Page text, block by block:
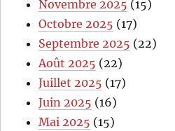
Novembre 2025 (15)
Octobre 2025 (17)
Septembre 2025 (22)
Août 2025 (22)
Juillet 2025 (17)
Juin 2025 (16)
Mai 2025 (15)